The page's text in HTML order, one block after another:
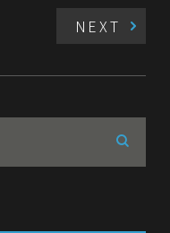
NEXT